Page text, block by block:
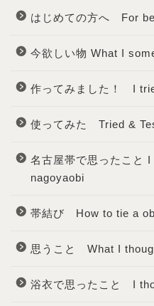
はじめての方へ For
今欲しい物 What I
作ってみました！ I
使ってみた Tried &
名古屋帯で思ったこと
nagoyaobi
帯結び How to tie a
思うこと What I
浴衣で思ったこと I